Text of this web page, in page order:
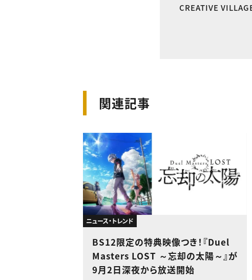
CREATIVE
関連記事
ニュース・トレンド
BS12限定の特典映像つき！『Duel
Masters LOST ～忘却の太陽～』が
9月2日深夜から放送開始